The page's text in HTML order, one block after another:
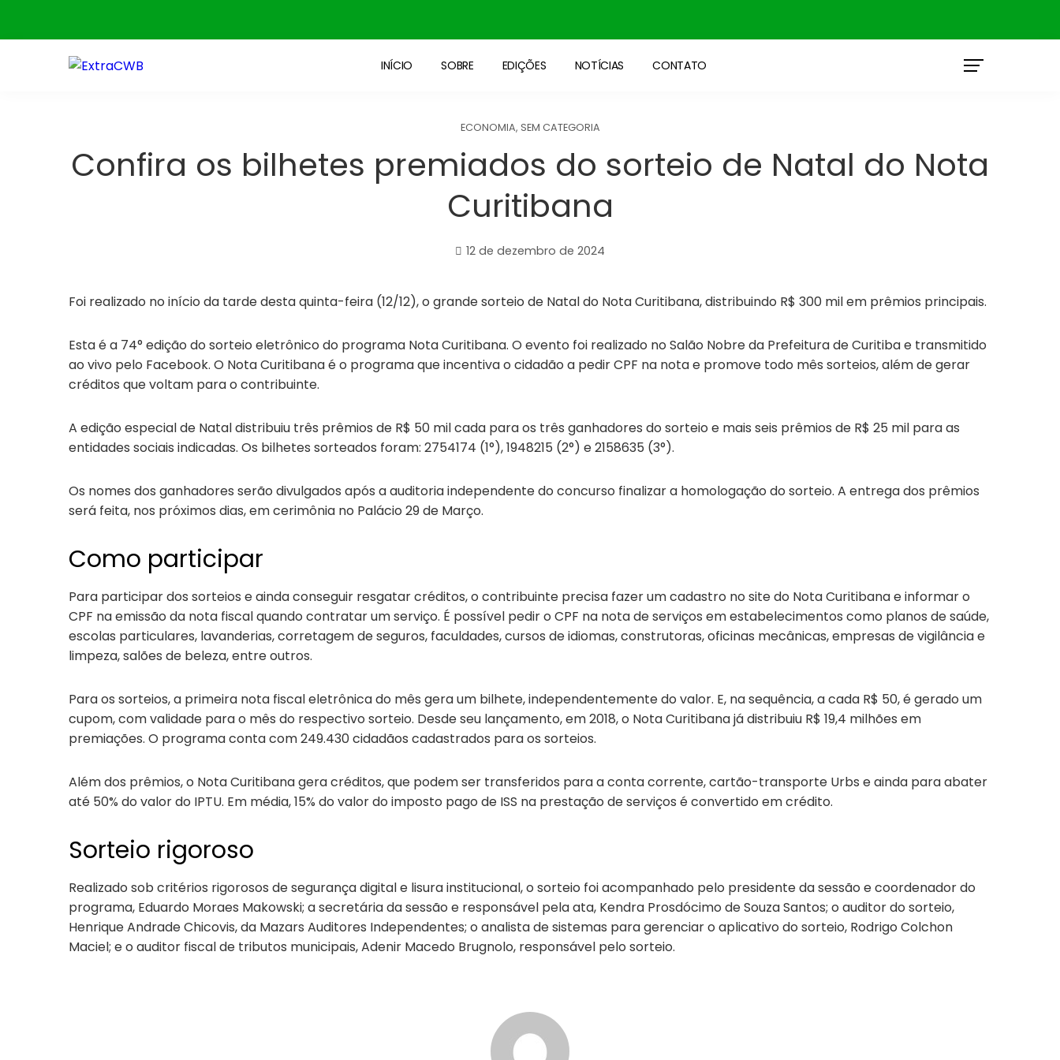
INÍCIO SOBRE EDIÇÕES NOTÍCIAS CONTATO
ECONOMIA, SEM CATEGORIA
Confira os bilhetes premiados do sorteio de Natal do Nota
Curitibana
12 de dezembro de 2024
Foi realizado no início da tarde desta quinta-feira (12/12), o grande sorteio de Natal do Nota Curitibana, distribuindo R$ 300 mil em prêmios principais.
Esta é a 74° edição do sorteio eletrônico do programa Nota Curitibana. O evento foi realizado no Salão Nobre da Prefeitura de Curitiba e transmitido
ao vivo pelo Facebook. O Nota Curitibana é o programa que incentiva o cidadão a pedir CPF na nota e promove todo mês sorteios, além de gerar
créditos que voltam para o contribuinte.
A edição especial de Natal distribuiu três prêmios de R$ 50 mil cada para os três ganhadores do sorteio e mais seis prêmios de R$ 25 mil para as
entidades sociais indicadas. Os bilhetes sorteados foram: 2754174 (1°), 1948215 (2°) e 2158635 (3°).
Os nomes dos ganhadores serão divulgados após a auditoria independente do concurso finalizar a homologação do sorteio. A entrega dos prêmios
será feita, nos próximos dias, em cerimônia no Palácio 29 de Março.
Como participar
Para participar dos sorteios e ainda conseguir resgatar créditos, o contribuinte precisa fazer um cadastro no site do Nota Curitibana e informar o
CPF na emissão da nota fiscal quando contratar um serviço. É possível pedir o CPF na nota de serviços em estabelecimentos como planos de saúde,
escolas particulares, lavanderias, corretagem de seguros, faculdades, cursos de idiomas, construtoras, oficinas mecânicas, empresas de vigilância e
limpeza, salões de beleza, entre outros.
Para os sorteios, a primeira nota fiscal eletrônica do mês gera um bilhete, independentemente do valor. E, na sequência, a cada R$ 50, é gerado um
cupom, com validade para o mês do respectivo sorteio. Desde seu lançamento, em 2018, o Nota Curitibana já distribuiu R$ 19,4 milhões em
premiações. O programa conta com 249.430 cidadãos cadastrados para os sorteios.
Além dos prêmios, o Nota Curitibana gera créditos, que podem ser transferidos para a conta corrente, cartão-transporte Urbs e ainda para abater
até 50% do valor do IPTU. Em média, 15% do valor do imposto pago de ISS na prestação de serviços é convertido em crédito.
Sorteio rigoroso
Realizado sob critérios rigorosos de segurança digital e lisura institucional, o sorteio foi acompanhado pelo presidente da sessão e coordenador do
programa, Eduardo Moraes Makowski; a secretária da sessão e responsável pela ata, Kendra Prosdócimo de Souza Santos; o auditor do sorteio,
Henrique Andrade Chicovis, da Mazars Auditores Independentes; o analista de sistemas para gerenciar o aplicativo do sorteio, Rodrigo Colchon
Maciel; e o auditor fiscal de tributos municipais, Adenir Macedo Brugnolo, responsável pelo sorteio.